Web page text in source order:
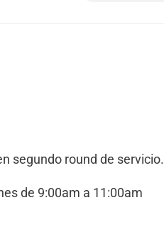
segundo round de servicio.
de 9:00am a 11:00am